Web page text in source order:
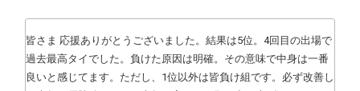
皆さま 応援ありがとうございました。結果は5位。4回目の出場で
過去最高タイでした。負けた原因は明確。その意味で中身は一番
良いと感じてます。ただし、1位以外は皆負け組です。必ず改善し